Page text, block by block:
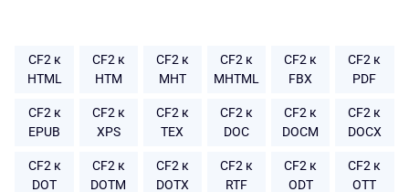
CF2 к
HTML
CF2 к
HTM
CF2 к
MHT
CF2 к
MHTML
CF2 к
FBX
CF2 к
PDF
CF2 к
EPUB
CF2 к
XPS
CF2 к
TEX
CF2 к
DOC
CF2 к
DOCM
CF2 к
DOCX
CF2 к
DOT
CF2 к
DOTM
CF2 к
DOTX
CF2 к
RTF
CF2 к
ODT
CF2 к
OTT